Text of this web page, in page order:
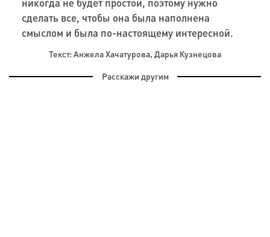
сделать все, чтобы она была наполнена
смыслом и была по-настоящему интересной.
Текст: Анжела Хачатурова, Дарья Кузнецова
Расскажи другим